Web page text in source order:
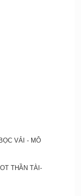
VẢI - MÔ
THẦN TÀI-